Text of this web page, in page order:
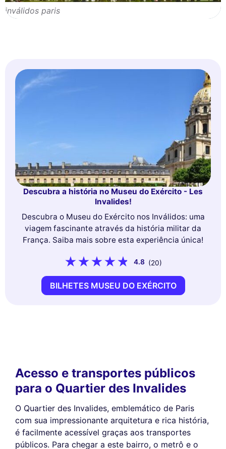
inválidos paris
Descubra a história no Museu do Exército - Les
Invalides!
Descubra o Museu do Exército nos Inválidos: uma
viagem fascinante através da história militar da
França. Saiba mais sobre esta experiência única!
4.8 (20)
BILHETES MUSEU DO EXÉRCITO
Acesso e transportes públicos
para o Quartier des Invalides
O Quartier des Invalides, emblemático de Paris
com sua impressionante arquitetura e rica história,
é facilmente acessível graças aos transportes
públicos. Para chegar a este bairro, o metrô e o